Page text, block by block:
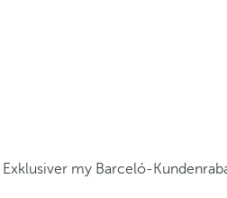
Exklusiver my Barceló-